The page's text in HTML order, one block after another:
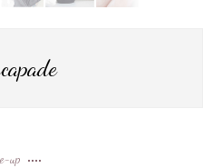
up